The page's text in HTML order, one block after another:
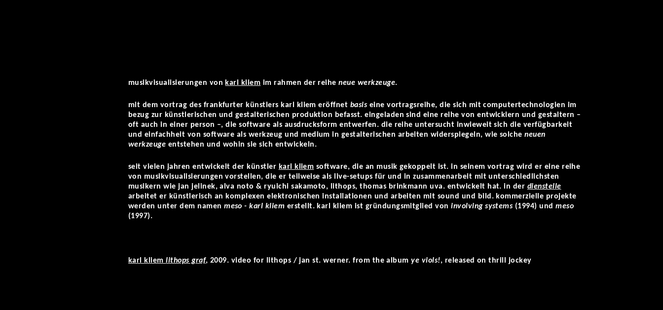
musikvisualisierungen von karl kliem im rahmen der reiheneue werkzeuge.
mit dem vortrag des frankfurter künstlers karl kliem eröffnet basiseine vortragsreihe, die sich mit computertechnologien im
bezug zur künstlerischen und gestalterischen produktion befasst. eingeladen sind eine reihe von entwicklern und gestaltern –
oft auch in einer person –, die software als ausdrucksform entwerfen. die reihe untersucht inwieweit sich die verfügbarkeit
und einfachheit von software als werkzeug und medium in gestalterischen arbeiten widerspiegeln, wie solcheneuen
werkzeuge entstehen und wohin sie sich entwickeln.
seit vielen jahren entwickelt der künstler karl kliem software, die an musik gekoppelt ist. in seinem vortrag wird er eine reihe
von musikvisualisierungen vorstellen, die er teilweise als live-setups für und in zusammenarbeit mit unterschiedlichsten
musikern wie jan jelinek, alva noto & ryuichi sakamoto, lithops, thomas brinkmann uva. entwickelt hat. in der dienstelle
arbeitet er künstlerisch an komplexen elektronischen installationen und arbeiten mit sound und bild. kommerzielle projekte
werden unter dem namenmeso - karl kliem erstellt. karl kliem ist gründungsmitglied voninvolving systems(1994) undmeso
(1997).
karl kliemlithops graf, 2009. video for lithops / jan st. werner. from the albumye viols!, released on thrill jockey